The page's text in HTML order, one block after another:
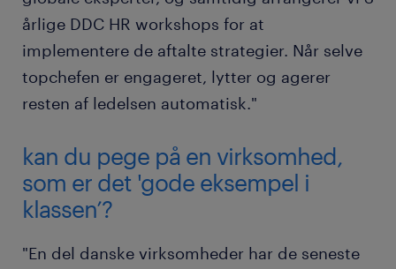
årlige DDC HR workshops for at
implementere de aftalte strategier. Når selve
topchefen er engageret, lytter og agerer
resten af ledelsen automatisk."
kan du pege på en virksomhed,
som er det 'gode eksempel i
klassen’?
"En del danske virksomheder har de seneste